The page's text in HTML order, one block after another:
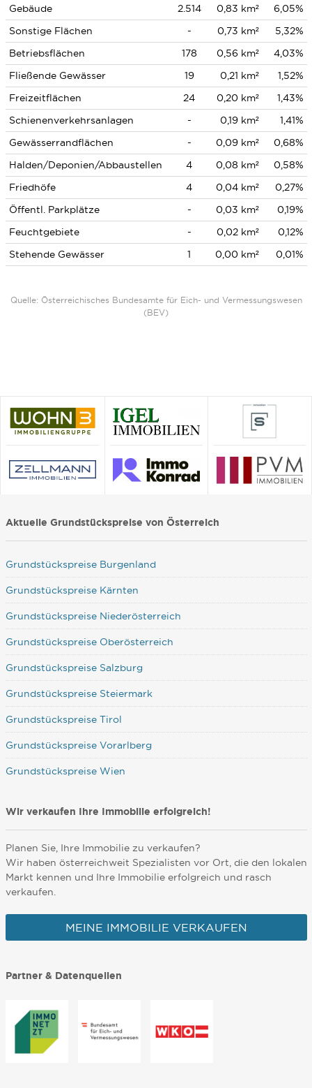
Gebäude 2.514 0,83 km²
6,05%
Sonstige Flächen
- 0,73 km²
5,32%
Betriebsflächen
178 0,56 km²
4,03%
Fließende Gewässer
19 0,21 km²
1,52%
Freizeitflächen
24 0,20 km²
1,43%
Schienenverkehrsanlagen
- 0,19 km²
1,41%
Gewässerrandflächen
- 0,09 km²
0,68%
Halden/Deponien/Abbaustellen
4 0,08 km²
0,58%
Friedhöfe
4 0,04 km²
0,27%
Öffentl. Parkplätze
- 0,03 km²
0,19%
Feuchtgebiete
- 0,02 km²
0,12%
Stehende Gewässer
1 0,00 km² 0,01%
Quelle: Österreichisches Bundesamte für Eich- und Vermessungswesen
(BEV)
Aktuelle Grundstückspreise von Österreich
Grundstückspreise Burgenland
Grundstückspreise Kärnten
Grundstückspreise Niederösterreich
Grundstückspreise Oberösterreich
Grundstückspreise Salzburg
Grundstückspreise Steiermark
Grundstückspreise Tirol
Grundstückspreise Vorarlberg
Grundstückspreise Wien
Wir verkaufen Ihre Immobilie erfolgreich!
Planen Sie, Ihre Immobilie zu verkaufen?
Wir haben österreichweit Spezialisten vor Ort, die den lokalen
Markt kennen und Ihre Immobilie erfolgreich und rasch
verkaufen.
MEINE IMMOBILIE VERKAUFEN
Partner & Datenquellen